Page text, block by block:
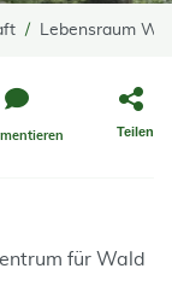
Lebensraum
Teilen
für Wald